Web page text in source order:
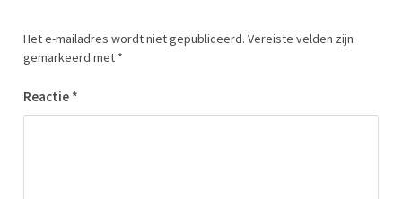
Het e-mailadres wordt niet gepubliceerd. Vereiste velden zijn
gemarkeerd met *
Reactie *